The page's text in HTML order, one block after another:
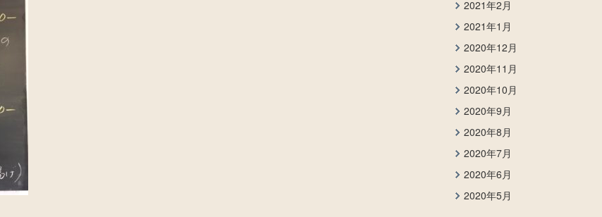
2021年2月
2021年1月
2020年12月
2020年11月
2020年10月
2020年9月
2020年8月
2020年7月
2020年6月
2020年5月